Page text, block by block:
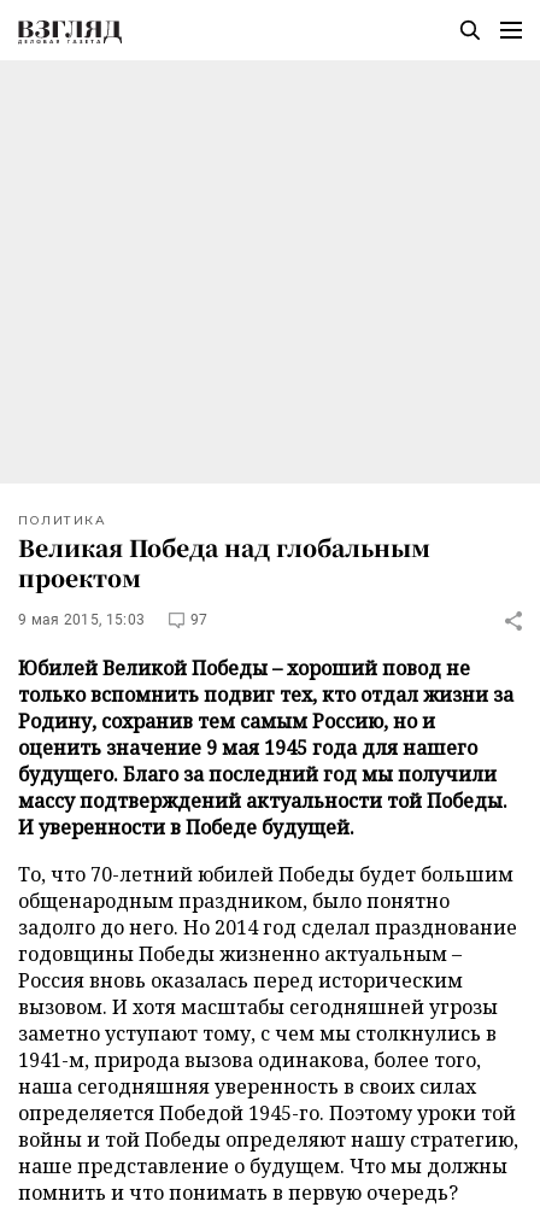
ПОЛИТИКА
Великая Победа над глобальным
проектом
9 мая 2015, 15:03 97
Юбилей Великой Победы – хороший повод не
только вспомнить подвиг тех, кто отдал жизни за
Родину, сохранив тем самым Россию, но и
оценить значение 9 мая 1945 года для нашего
будущего. Благо за последний год мы получили
массу подтверждений актуальности той Победы.
И уверенности в Победе будущей.
То, что 70-летний юбилей Победы будет большим
общенародным праздником, было понятно
задолго до него. Но 2014 год сделал празднование
годовщины Победы жизненно актуальным –
Россия вновь оказалась перед историческим
вызовом. И хотя масштабы сегодняшней угрозы
заметно уступают тому, с чем мы столкнулись в
1941-м, природа вызова одинакова, более того,
наша сегодняшняя уверенность в своих силах
определяется Победой 1945-го. Поэтому уроки той
войны и той Победы определяют нашу стратегию,
наше представление о будущем. Что мы должны
помнить и что понимать в первую очередь?